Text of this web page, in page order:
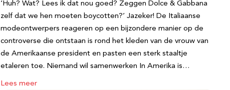
‘Huh? Wat? Lees ik dat nou goed? Zeggen Dolce & Gabbana
zelf dat we hen moeten boycotten?’ Jazeker! De Italiaanse
modeontwerpers reageren op een bijzondere manier op de
controverse die ontstaan is rond het kleden van de vrouw van
de Amerikaanse president en pasten een sterk staaltje
etaleren toe. Niemand wil samenwerken In Amerika is…
Lees meer